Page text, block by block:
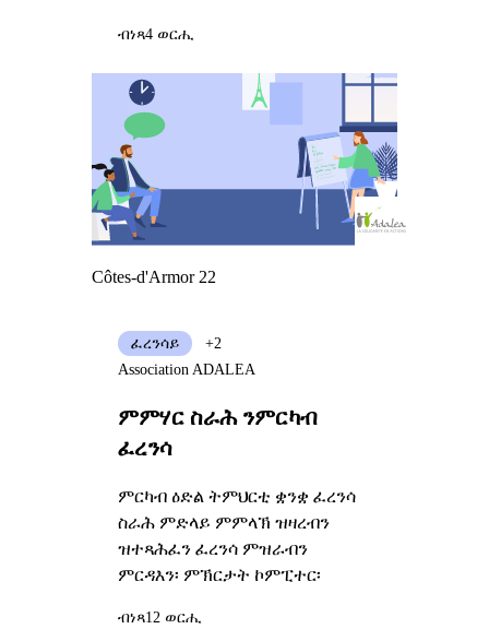
ብነጻ4 ወርሒ
Côtes-d'Armor 22
ምምሃር ስራሕ ንምርካብ
ፈረንሳ
ምርካብ ዕድል ትምህርቲ ቋንቋ ፈረንሳ
ስራሕ ምድላይ ምምላኽ ዝዛረብን
ዝተጻሕፈን ፈረንሳ ምዝራብን
ምርዳእን፡ ምኽርታት ኮምፒተር፡
ፈረንሳይ
+2
Association ADALEA
ብነጻ12 ወርሒ